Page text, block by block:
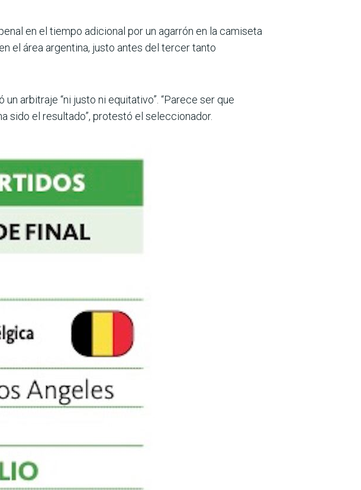
en el tiempo adicional por un aga­rrón en la camiseta
el área argentina, justo antes del tercer tanto
arbitraje “ni justo ni equita­tivo”. “Parece ser que
sido el resultado”, protestó el seleccionador.